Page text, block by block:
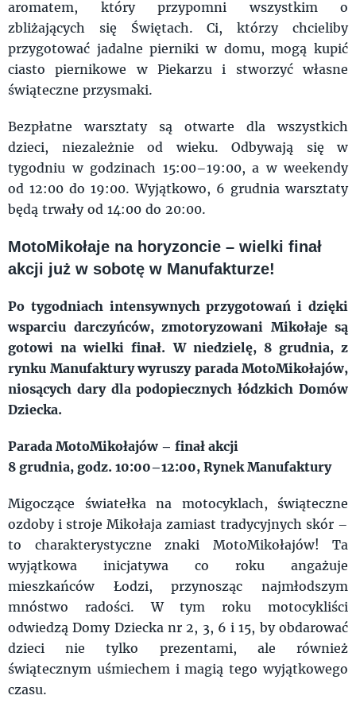
aromatem, który przypomni wszystkim o
zbliżających się Świętach. Ci, którzy chcieliby
przygotować jadalne pierniki w domu, mogą kupić
ciasto piernikowe w Piekarzu i stworzyć własne
świąteczne przysmaki.
Bezpłatne warsztaty są otwarte dla wszystkich
dzieci, niezależnie od wieku. Odbywają się w
tygodniu w godzinach 15:00–19:00, a w weekendy
od 12:00 do 19:00. Wyjątkowo, 6 grudnia warsztaty
będą trwały od 14:00 do 20:00.
MotoMikołaje na horyzoncie – wielki finał
akcji już w sobotę w Manufakturze!
Po tygodniach intensywnych przygotowań i dzięki
wsparciu darczyńców, zmotoryzowani Mikołaje są
gotowi na wielki finał. W niedzielę, 8 grudnia, z
rynku Manufaktury wyruszy parada MotoMikołajów,
niosących dary dla podopiecznych łódzkich Domów
Dziecka.
Parada MotoMikołajów – finał akcji
8 grudnia, godz. 10:00–12:00, Rynek Manufaktury
Migoczące światełka na motocyklach, świąteczne
ozdoby i stroje Mikołaja zamiast tradycyjnych skór –
to charakterystyczne znaki MotoMikołajów! Ta
wyjątkowa inicjatywa co roku angażuje
mieszkańców Łodzi, przynosząc najmłodszym
mnóstwo radości. W tym roku motocykliści
odwiedzą Domy Dziecka nr 2, 3, 6 i 15, by obdarować
dzieci nie tylko prezentami, ale również
świątecznym uśmiechem i magią tego wyjątkowego
czasu.